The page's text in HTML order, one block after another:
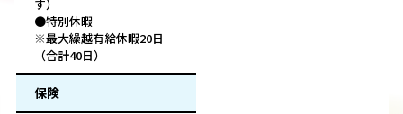
す）
●特別休暇
※最大繰越有給休暇20日
（合計40日）
保険